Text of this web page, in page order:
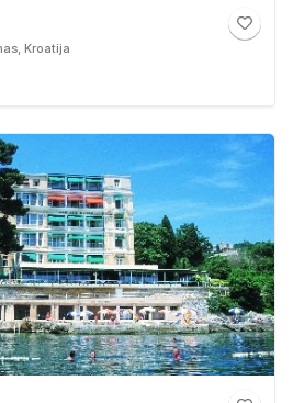
Kroatija